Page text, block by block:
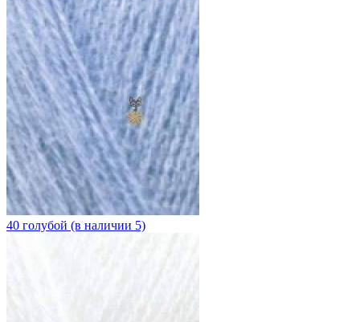
40 голубой (в наличии 5)